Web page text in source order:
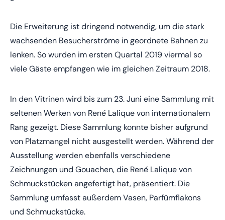
Die Erweiterung ist dringend notwendig, um die stark
wachsenden Besucherströme in geordnete Bahnen zu
lenken. So wurden im ersten Quartal 2019 viermal so
viele Gäste empfangen wie im gleichen Zeitraum 2018.
In den Vitrinen wird bis zum 23. Juni eine Sammlung mit
seltenen Werken von René Lalique von internationalem
Rang gezeigt. Diese Sammlung konnte bisher aufgrund
von Platzmangel nicht ausgestellt werden. Während der
Ausstellung werden ebenfalls verschiedene
Zeichnungen und Gouachen, die René Lalique von
Schmuckstücken angefertigt hat, präsentiert. Die
Sammlung umfasst außerdem Vasen, Parfümflakons
und Schmuckstücke.